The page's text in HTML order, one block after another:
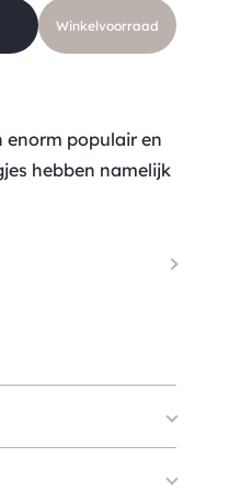
Winkelvoorraad
enorm populair en
hebben namelijk